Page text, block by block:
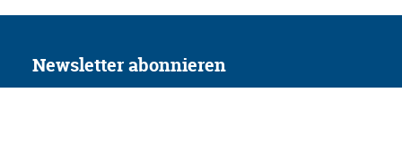
Newsletter abonnieren